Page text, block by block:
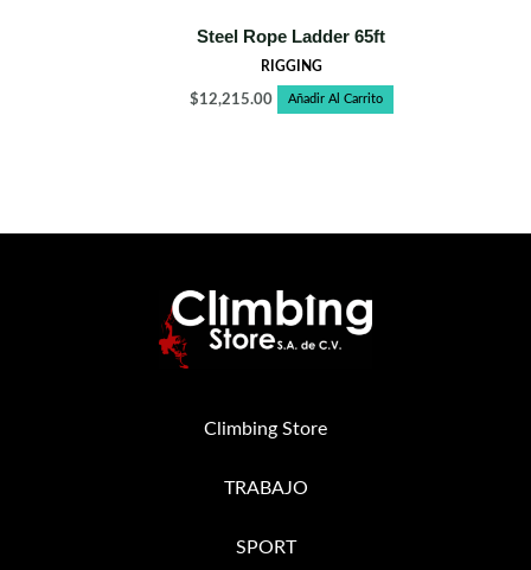
Steel Rope Ladder 65ft
RIGGING
$12,215.00 Añadir Al Carrito
Climbing Store
TRABAJO
SPORT